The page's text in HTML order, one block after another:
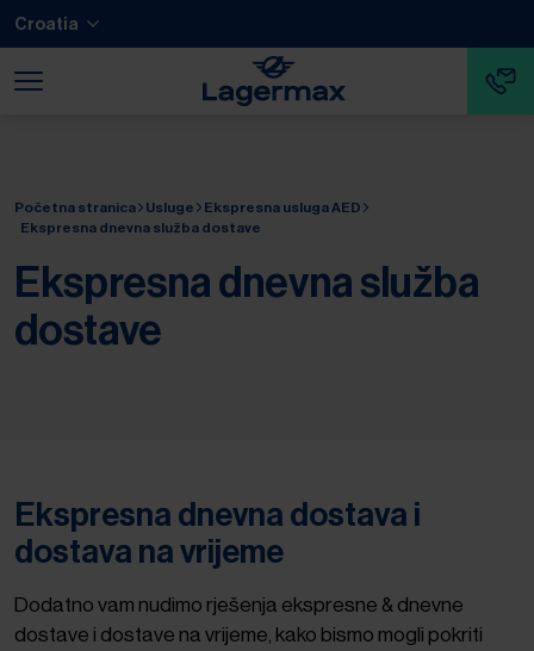
Prijeđi na glavni sadržaj
Prijeđi na podnožje
Croatia
Početna stranica Usluge
Ekspresna usluga AED
Ekspresna dnevna služba dostave
Ekspresna dnevna služba
dostave
Ekspresna dnevna dostava i
dostava na vrijeme
Dodatno vam nudimo rješenja ekspresne & dnevne
dostave i dostave na vrijeme, kako bismo mogli pokriti